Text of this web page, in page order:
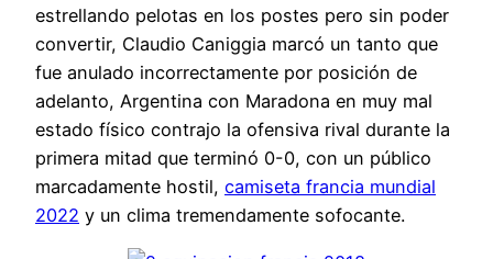
estrellando pelotas en los postes pero sin poder
convertir, Claudio Caniggia marcó un tanto que
fue anulado incorrectamente por posición de
adelanto, Argentina con Maradona en muy mal
estado físico contrajo la ofensiva rival durante la
primera mitad que terminó 0-0, con un público
marcadamente hostil, camiseta francia mundial
2022 y un clima tremendamente sofocante.